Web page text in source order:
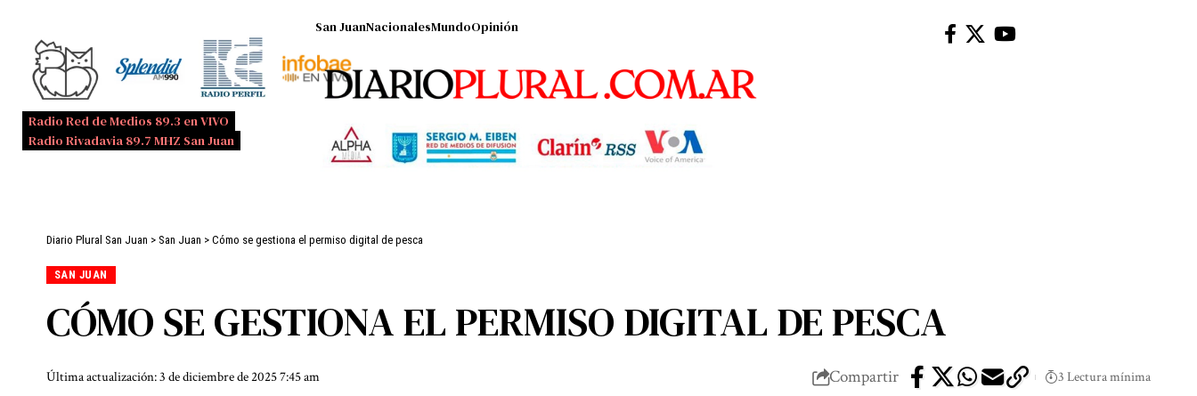
Radio Red de Medios 89.3 en VIVO
Radio Rivadavia 89.7 MHZ San Juan
San JuanNacionalesMundoOpinión
Diario Plural San Juan > San Juan > Cómo se gestiona el permiso digital de pesca
SAN JUAN
CÓMO SE GESTIONA EL PERMISO DIGITAL DE PESCA
Última actualización: 3 de diciembre de 2025 7:45 am Compartir 3 Lectura mínima